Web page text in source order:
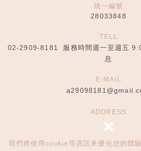
我們將使用cookie等資訊來優化您的體
×
統一編號
28033848
TELL
02-2909-8181
服務時間週一至週五
息
E-MAIL
ADDRESS
24344新北市泰山區泰林路二